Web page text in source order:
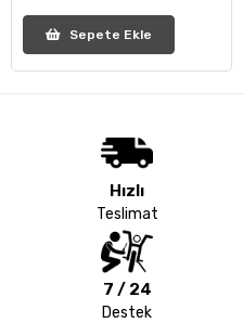
Sepete Ekle
Hızlı
Teslimat
7 / 24
Destek